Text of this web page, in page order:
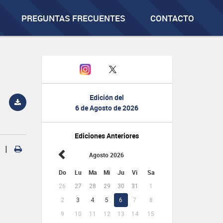
PREGUNTAS FRECUENTES CONTACTO
Edición del
6 de Agosto de 2026
Ediciones Anteriores
Agosto 2026
Do Lu Ma Mi Ju Vi Sa
26 27 28 29 30 31
1
2
3 4 5 6 7
8
9
10 11 12 13 14 15
|